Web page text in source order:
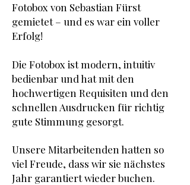
Fotobox von Sebastian Fürst
gemietet – und es war ein voller
Erfolg!
Die Fotobox ist modern, intuitiv
bedienbar und hat mit den
hochwertigen Requisiten und den
schnellen Ausdrucken für richtig
gute Stimmung gesorgt.
Unsere Mitarbeitenden hatten so
viel Freude, dass wir sie nächstes
Jahr garantiert wieder buchen.